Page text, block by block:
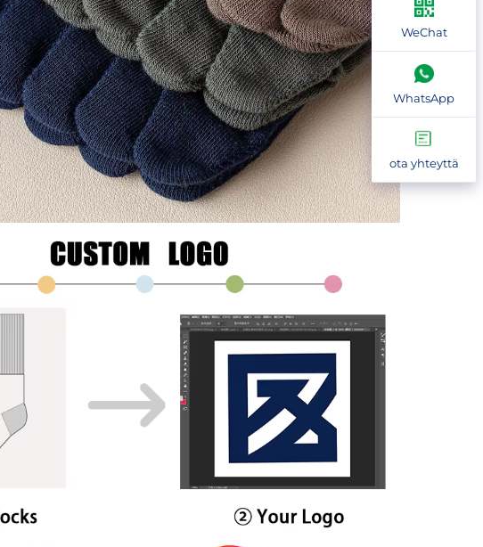
WeChat
WhatsApp
ota yhteyttä